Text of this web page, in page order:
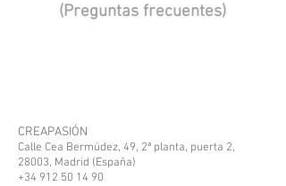
(Preguntas frecuentes)
CREAPASIÓN
Calle Cea Bermúdez, 49, 2ª planta, puerta 2,
28003, Madrid (España)
+34 912 50 14 90